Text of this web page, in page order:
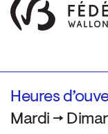
Heures
Mardi →